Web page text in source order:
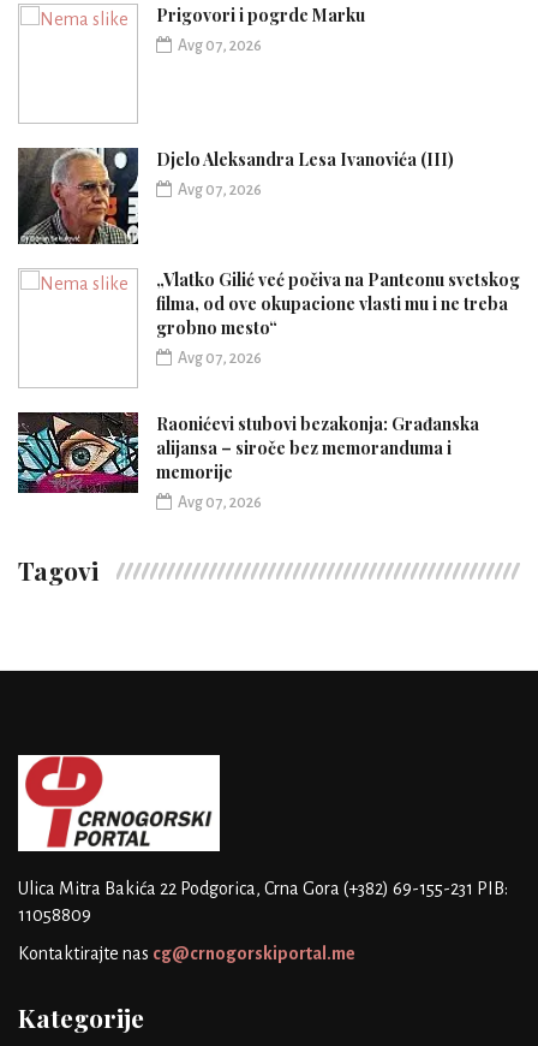
Prigovori i pogrde Marku
Avg 07, 2026
Djelo Aleksandra Lesa Ivanovića (III)
Avg 07, 2026
„Vlatko Gilić već počiva na Panteonu svetskog
filma, od ove okupacione vlasti mu i ne treba
grobno mesto“
Avg 07, 2026
Raonićevi stubovi bezakonja: Građanska
alijansa – siroče bez memoranduma i
memorije
Avg 07, 2026
Tagovi
Ulica Mitra Bakića 22 Podgorica, Crna Gora (+382) 69-155-231 PIB:
11058809
Kontaktirajte nas cg@crnogorskiportal.me
Kategorije